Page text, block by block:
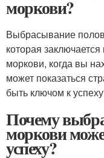
моркови?
Выбрасывание
которая
моркови, когда вы
может показаться
быть ключом к
Почему
моркови
успеху?